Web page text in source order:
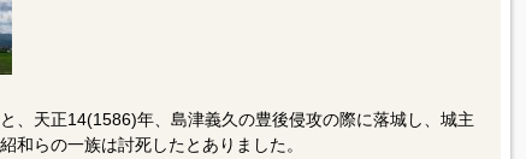
、天正14(1586)年、島津義久の豊後侵攻の際に落城し、城主
和らの一族は討死したとありました。